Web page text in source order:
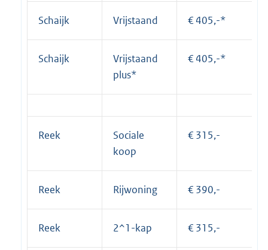
Schaijk Vrijstaand € 405,-*
Schaijk
Vrijstaand
plus*
€ 405,-*
Reek
Sociale
koop
€ 315,-
Reek Rijwoning € 390,-
Reek 2^1-kap € 315,-